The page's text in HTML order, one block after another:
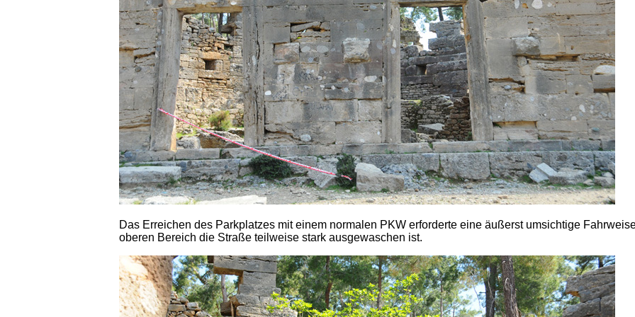
Das Erreichen des Parkplatzes mit einem normalen PKW erforderte eine äußerst umsichtige
oberen Bereich die Straße teilweise stark ausgewaschen ist.